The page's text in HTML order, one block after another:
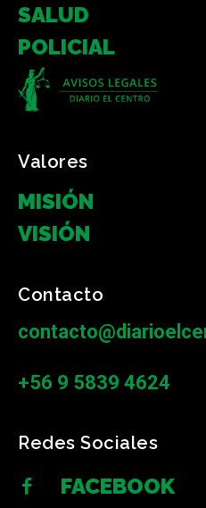
SALUD
POLICIAL
Valores
MISIÓN
VISIÓN
Contacto
+56 9 5839 4624
Redes Sociales
FACEBOOK